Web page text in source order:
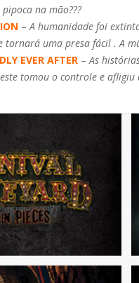
na mão???
–A humanidade foi
tornará uma presa fácil . A
EVER AFTER –As
tomou o controle e